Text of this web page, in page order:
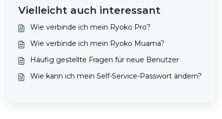
Vielleicht auch interessant
Wie verbinde ich mein Ryoko Pro?
Wie verbinde ich mein Ryoko Muama?
Häufig gestellte Fragen für neue Benutzer
Wie kann ich mein Self-Service-Passwort ändern?